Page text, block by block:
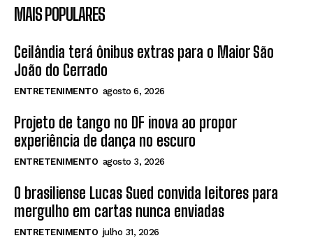
MAIS POPULARES
Ceilândia terá ônibus extras para o Maior São
João do Cerrado
ENTRETENIMENTO agosto 6, 2026
Projeto de tango no DF inova ao propor
experiência de dança no escuro
ENTRETENIMENTO agosto 3, 2026
O brasiliense Lucas Sued convida leitores para
mergulho em cartas nunca enviadas
ENTRETENIMENTO julho 31, 2026